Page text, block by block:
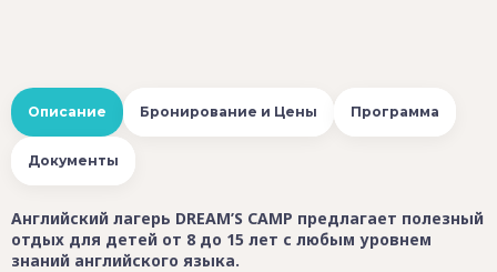
Описание Бронирование и Цены Программа
Документы
Английский лагерь DREAM’S CAMP предлагает полезный
отдых для детей от 8 до 15 лет с любым уровнем
знаний английского языка.